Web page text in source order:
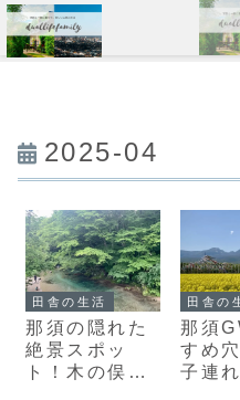
2025-04
田舎の生活
那須の隠れた
絶景スポッ
ト！木の俣渓
田舎の
那須
すめ
子連
メニュー